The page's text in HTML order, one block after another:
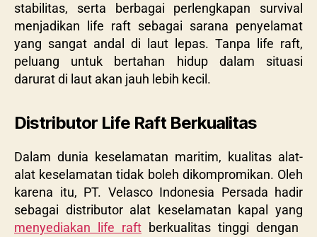
stabilitas, serta berbagai perlengkapan survival
menjadikan life raft sebagai sarana penyelamat
yang sangat andal di laut lepas. Tanpa life raft,
peluang untuk bertahan hidup dalam situasi
darurat di laut akan jauh lebih kecil.
Distributor Life Raft Berkualitas
Dalam dunia keselamatan maritim, kualitas alat-
alat keselamatan tidak boleh dikompromikan. Oleh
karena itu, PT. Velasco Indonesia Persada hadir
sebagai distributor alat keselamatan kapal yang
menyediakan life raft berkualitas tinggi dengan